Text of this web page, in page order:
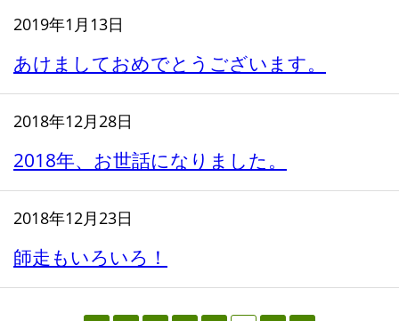
2019年1月13日
あけましておめでとうございます。
2018年12月28日
2018年、お世話になりました。
2018年12月23日
師走もいろいろ！